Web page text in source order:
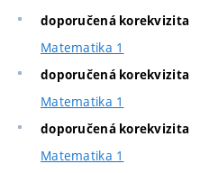
doporučená korekvizita
Matematika 1
doporučená korekvizita
Matematika 1
doporučená korekvizita
Matematika 1